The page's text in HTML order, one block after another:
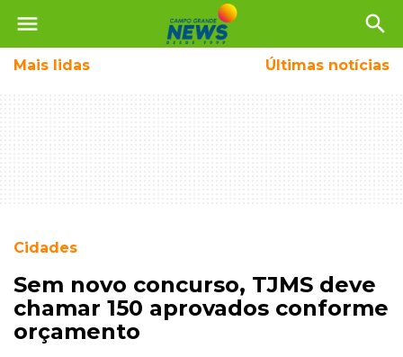
menu search
Mais lidas Últimas notícias
Cidades
Sem novo concurso, TJMS deve
chamar 150 aprovados conforme
orçamento